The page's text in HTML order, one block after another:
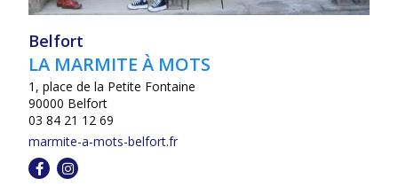
Belfort
LA MARMITE À MOTS
1, place de la Petite Fontaine
90000 Belfort
03 84 21 12 69
marmite-a-mots-belfort.fr